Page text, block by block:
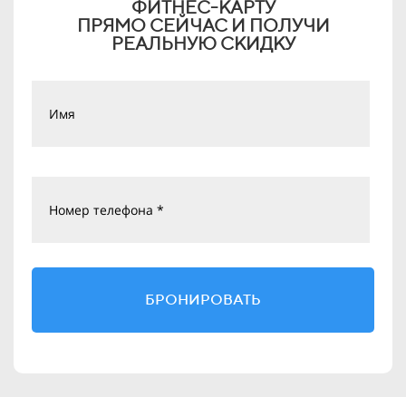
ФИТНЕС-КАРТУ
ПРЯМО СЕЙЧАС И ПОЛУЧИ
РЕАЛЬНУЮ СКИДКУ
Имя
Номер телефона *
БРОНИРОВАТЬ